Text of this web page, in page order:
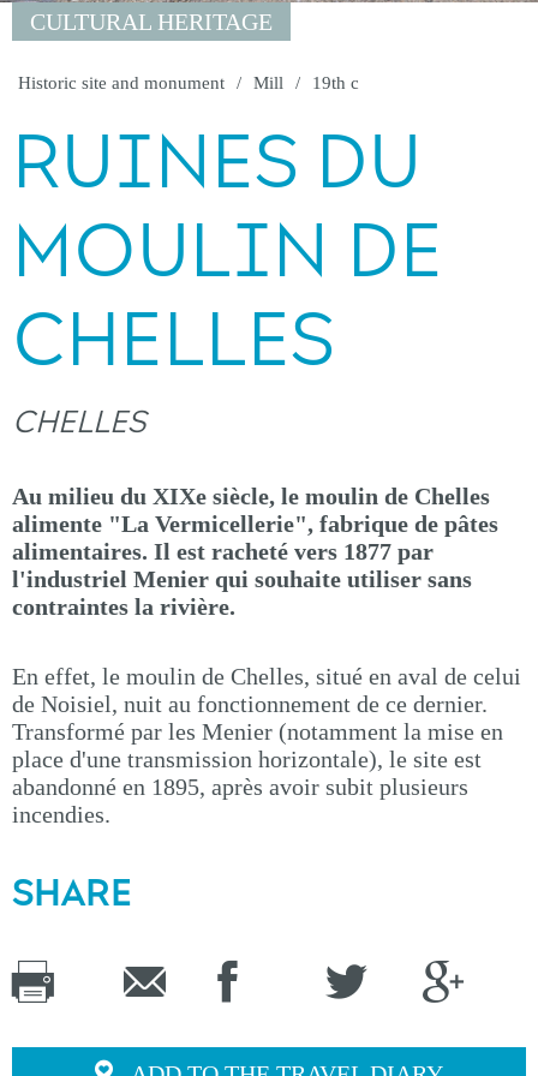
CULTURAL HERITAGE
Historic site and monument Mill 19th c
RUINES DU
MOULIN DE
CHELLES
CHELLES
Au milieu du XIXe siècle, le moulin de Chelles
alimente "La Vermicellerie", fabrique de pâtes
alimentaires. Il est racheté vers 1877 par
l'industriel Menier qui souhaite utiliser sans
contraintes la rivière.
En effet, le moulin de Chelles, situé en aval de celui
de Noisiel, nuit au fonctionnement de ce dernier.
Transformé par les Menier (notamment la mise en
place d'une transmission horizontale), le site est
abandonné en 1895, après avoir subit plusieurs
incendies.
SHARE